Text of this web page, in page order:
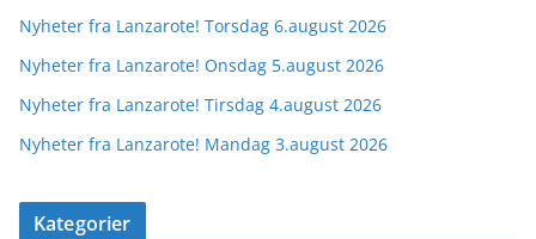
Nyheter fra Lanzarote! Torsdag 6.august 2026
Nyheter fra Lanzarote! Onsdag 5.august 2026
Nyheter fra Lanzarote! Tirsdag 4.august 2026
Nyheter fra Lanzarote! Mandag 3.august 2026
Kategorier